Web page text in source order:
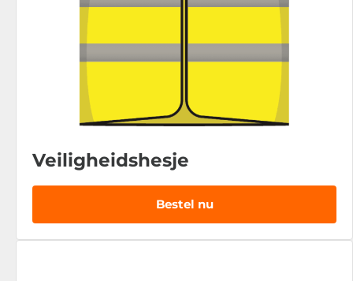
Veiligheidshesje
Bestel nu